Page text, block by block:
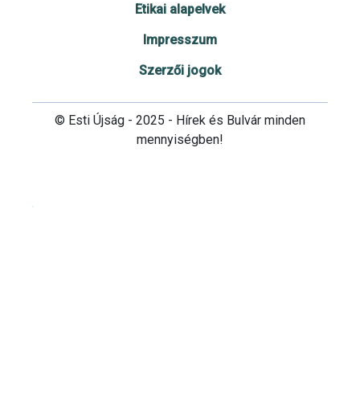
Etikai alapelvek
Impresszum
Szerzői jogok
© Esti Újság - 2025 - Hírek és Bulvár minden
mennyiségben!